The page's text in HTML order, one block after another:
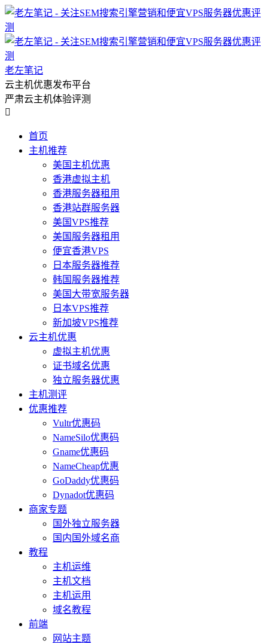
老左笔记
云主机优惠发布平台
严肃云主机体验评测

首页
主机推荐
美国主机优惠
香港虚拟主机
香港服务器租用
香港站群服务器
美国VPS推荐
美国服务器租用
便宜香港VPS
日本服务器推荐
韩国服务器推荐
美国大带宽服务器
日本VPS推荐
新加坡VPS推荐
云主机优惠
虚拟主机优惠
证书域名优惠
独立服务器优惠
主机测评
优惠推荐
Vultr优惠码
NameSilo优惠码
Gname优惠码
NameCheap优惠
GoDaddy优惠码
Dynadot优惠码
商家专题
国外独立服务器
国内国外域名商
教程
主机运维
主机文档
主机运用
域名教程
前端
网站主题